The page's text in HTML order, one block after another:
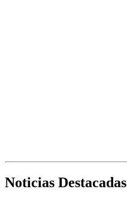
Noticias Destacadas